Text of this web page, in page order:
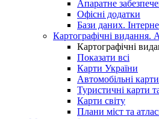
Апаратне
Офісні додатки
Бази даних.
Картографічні видання.
Картографічні
Показати всі
Карти України
Автомобільні
Туристичні карти
Карти світу
Плани міст та